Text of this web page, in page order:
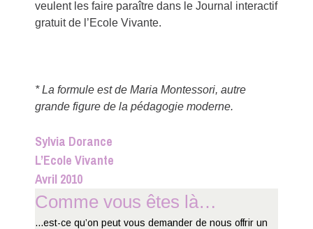
veulent les faire paraître dans le Journal interactif
gratuit de l’Ecole Vivante.
* La formule est de Maria Montessori, autre
grande figure de la pédagogie moderne.
Sylvia Dorance
L’Ecole Vivante
Avril 2010
Comme vous êtes là…
...est-ce qu’on peut vous demander de nous offrir un